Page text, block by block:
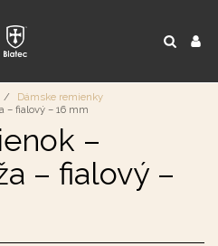
Dámske remienky
– fialový – 16 mm
–
– fialový –